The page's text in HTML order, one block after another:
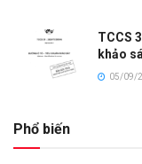
TCCS
khảo
05/09/
Phổ biến